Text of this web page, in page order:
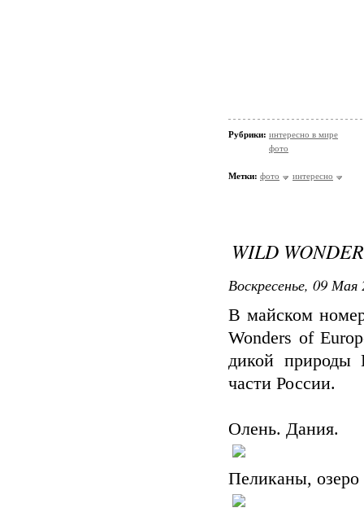
Рубрики: интересно в мире
фото
Метки: фото интересно
WILD
Воскресенье, 09
В майском
Wonders of
дикой природы
части России.
Олень. Дания.
Пеликаны,